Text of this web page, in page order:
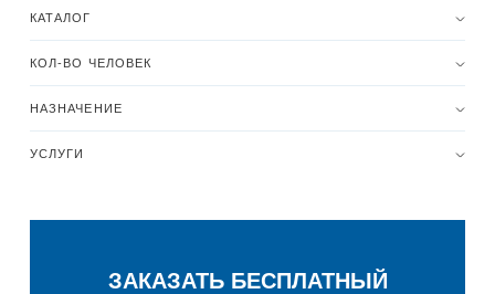
КАТАЛОГ
КОЛ-ВО ЧЕЛОВЕК
НАЗНАЧЕНИЕ
УСЛУГИ
ЗАКАЗАТЬ БЕСПЛАТНЫЙ